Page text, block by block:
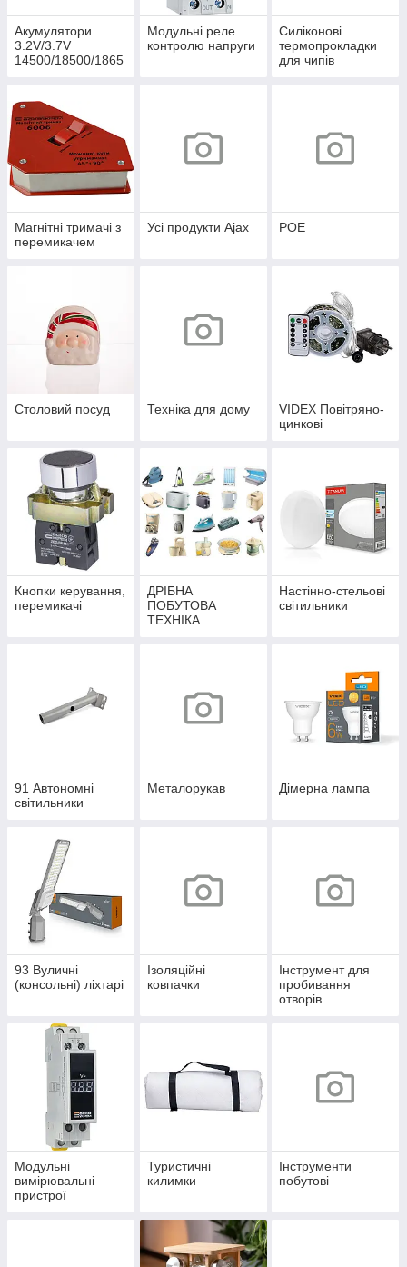
Акумулятори
3.2V/3.7V
14500/18500/1865
Модульні реле
контролю напруги
Силіконові
термопрокладки
для чипів
Магнітні тримачі з
перемикачем
Усі продукти Ajax POE
Столовий посуд Техніка для дому
VIDEX Повітряно-
цинкові
Кнопки керування,
перемикачі
ДРІБНА
ПОБУТОВА
ТЕХНІКА
Настінно-стельові
світильники
91 Автономні
світильники
Металорукав Дімерна лампа
93 Вуличні
(консольні) ліхтарі
Ізоляційні
ковпачки
Інструмент для
пробивання
отворів
Модульні
вимірювальні
пристрої
Туристичні
килимки
Інструменти
побутові